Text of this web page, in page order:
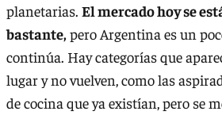
planetarias. El mercado hoy se
bastante,pero Argentina es un
continúa. Hay categorías que
lugar y no vuelven, como las
de cocina que ya existían, pero se